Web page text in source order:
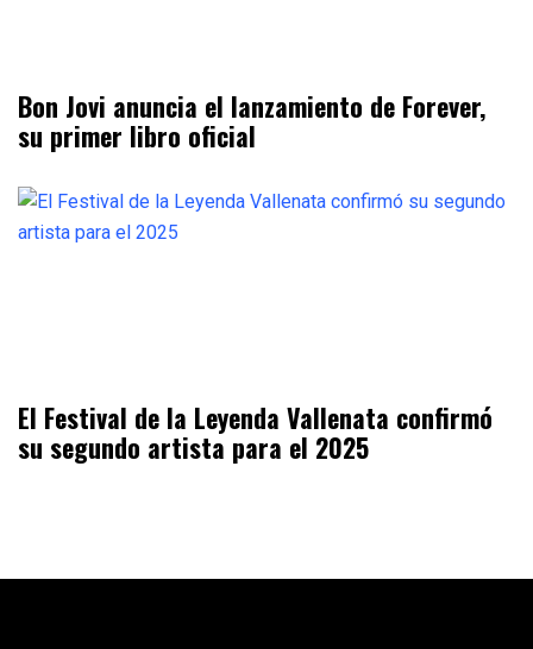
Bon Jovi anuncia el lanzamiento de Forever,
su primer libro oficial
El Festival de la Leyenda Vallenata confirmó
su segundo artista para el 2025